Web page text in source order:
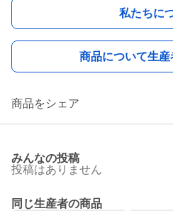
私たちに
商品について生
商品をシェア
みんなの投稿
投稿はありません
同じ生産者の商品